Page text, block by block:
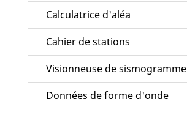
Calculatrice d'aléa
Cahier de stations
Visionneuse de sismogramme
Données de forme d'onde